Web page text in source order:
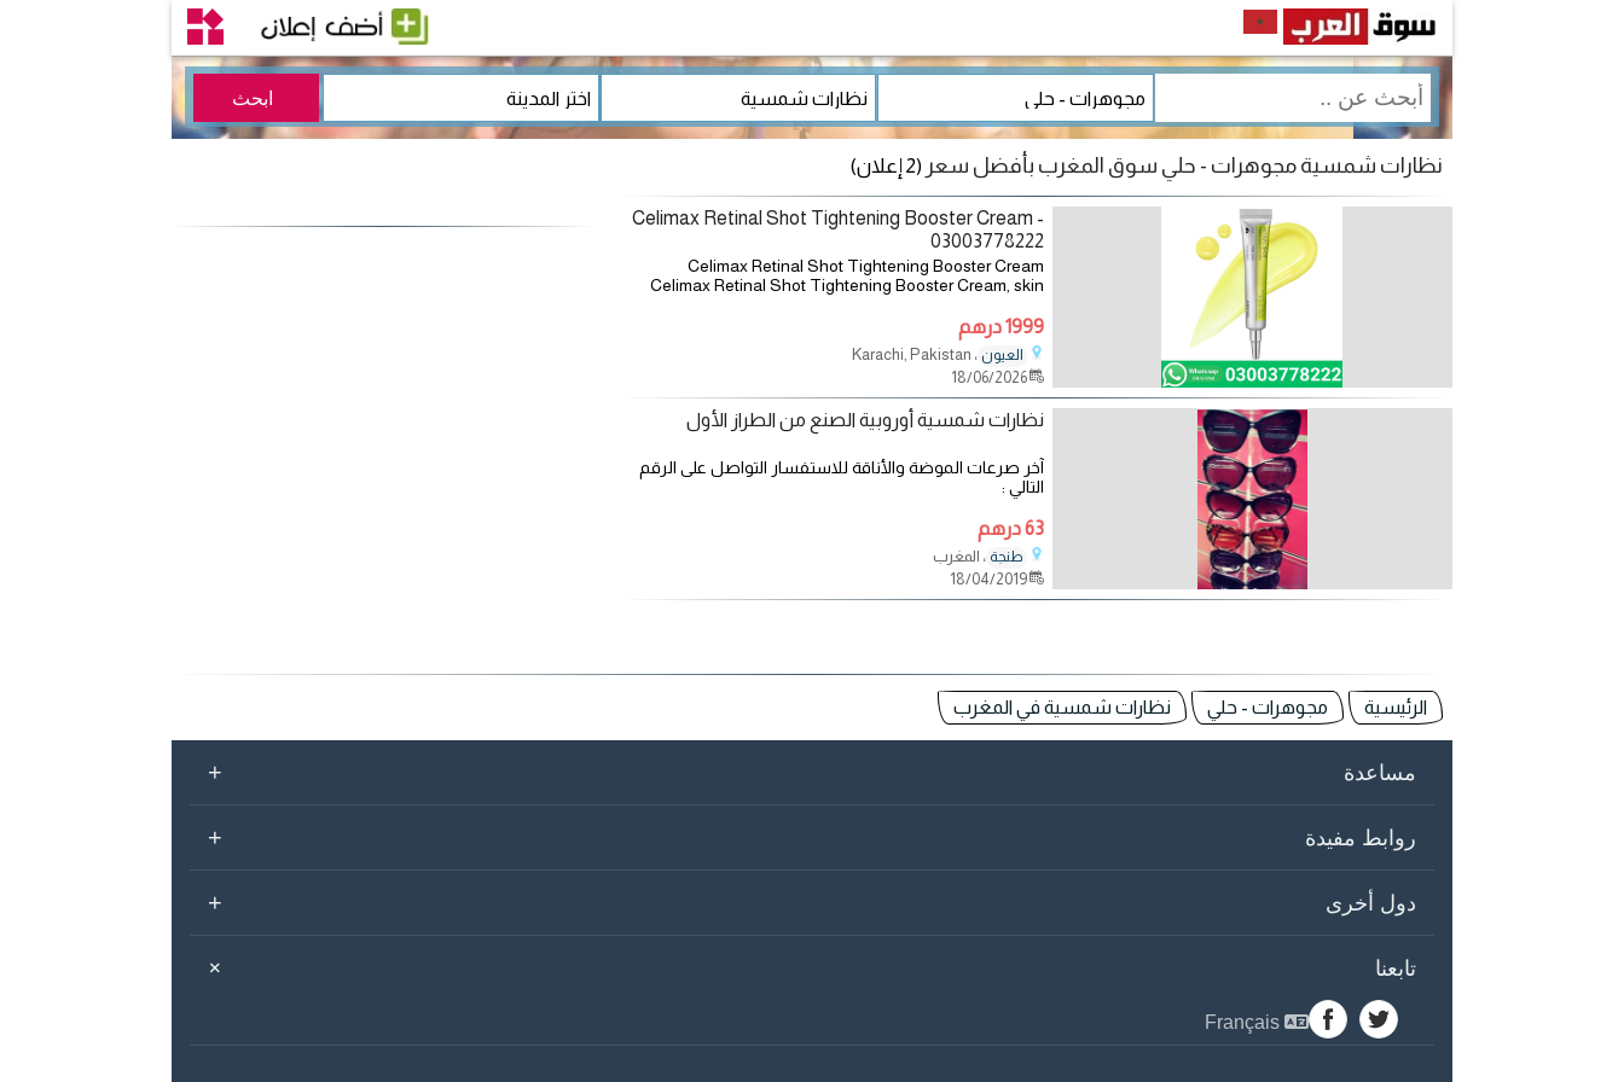
نظارات شمسية مجوهرات - حلي سوق المغرب بأفضل سعر (2 إعلان)
Celimax Retinal Shot Tightening Booster Cream -
03003778222
Celimax Retinal Shot Tightening Booster Cream
Celimax Retinal Shot Tightening Booster Cream, skin
firm your skin with the...
1999 درهم
العيون ، Karachi, Pakistan
18/06/2026
نظارات شمسية أوروبية الصنع من الطراز الأول
آخر صرعات الموضة والأناقة للاستفسار التواصل على الرقم
التالي :
63 درهم
طنجة ، المغرب
18/04/2019
الرئيسية مجوهرات - حلي نظارات شمسية في المغرب
مساعدة +
روابط مفيدة +
دول أخرى +
تابعنا +